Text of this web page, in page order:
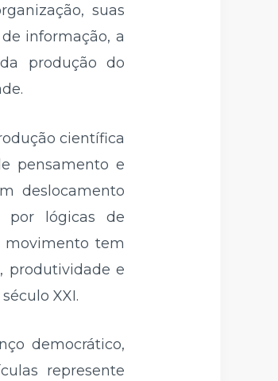
suas
informação, a
produção do
científica
pensamento e
deslocamento
por lógicas de
movimento tem
produtividade e
XXI.
democrático,
represente